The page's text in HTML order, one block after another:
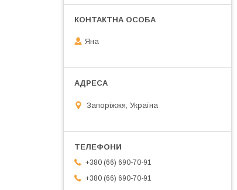
Яна
Запоріжжя, Україна
+380 (66) 690-70-91
+380 (66) 690-70-91